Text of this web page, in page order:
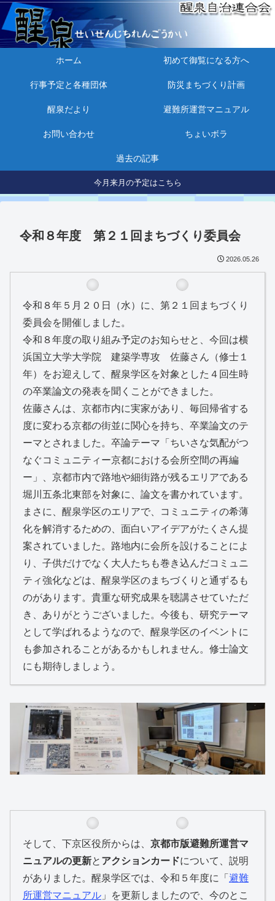
ホーム 初めて御覧になる方へ
行事予定と各種団体 防災まちづくり計画
醒泉だより 避難所運営マニュアル
お問い合わせ ちょいボラ
過去の記事
今月来月の予定はこちら
令和８年度 第２１回まちづくり委員会
2026.05.26
令和８年５月２０日（水）に、第２１回まちづくり
委員会を開催しました。
令和８年度の取り組み予定のお知らせと、今回は横
浜国立大学大学院 建築学専攻 佐藤さん（修士１
年）をお迎えして、醒泉学区を対象とした４回生時
の卒業論文の発表を聞くことができました。
佐藤さんは、京都市内に実家があり、毎回帰省する
度に変わる京都の街並に関心を持ち、卒業論文のテ
ーマとされました。卒論テーマ「ちいさな気配がつ
なぐコミュニティー京都における会所空間の再編
ー」、京都市内で路地や細街路が残るエリアである
堀川五条北東部を対象に、論文を書かれています。
まさに、醒泉学区のエリアで、コミュニティの希薄
化を解消するための、面白いアイデアがたくさん提
案されていました。路地内に会所を設けることによ
り、子供だけでなく大人たちも巻き込んだコミュニ
ティ強化などは、醒泉学区のまちづくりと通ずるも
のがあります。貴重な研究成果を聴講させていただ
き、ありがとうございました。今後も、研究テーマ
として学ばれるようなので、醒泉学区のイベントに
も参加されることがあるかもしれません。修士論文
にも期待しましょう。
そして、下京区役所からは、 京都市版避難所運営マ
ニュアルの更新と アクションカードについて、説明
がありました。醒泉学区では、令和５年度に「 避難
所運営マニュアル 」を更新しましたので、今のとこ